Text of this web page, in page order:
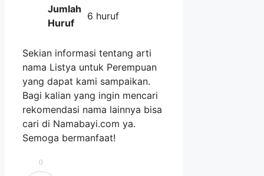
Jumlah
Huruf
6 huruf
Sekian informasi tentang arti
nama Listya untuk Perempuan
yang dapat kami sampaikan.
Bagi kalian yang ingin mencari
rekomendasi nama lainnya bisa
cari di Namabayi.com ya.
Semoga bermanfaat!
0